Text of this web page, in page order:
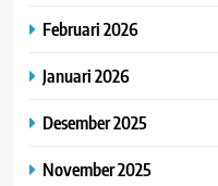
Februari 2026
Januari 2026
Desember 2025
November 2025